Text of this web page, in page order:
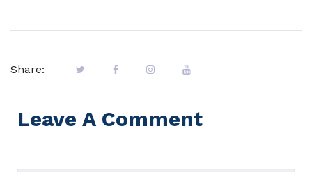
Share:
Leave A Comment